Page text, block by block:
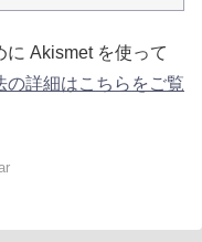
Akismet を使って
の詳細はこちらをご覧